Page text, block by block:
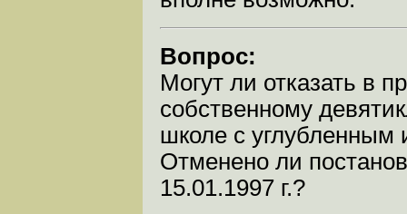
Вопрос:
Могут ли отказать в
собственному
школе с углубленным
Отменено ли
15.01.1997 г.?